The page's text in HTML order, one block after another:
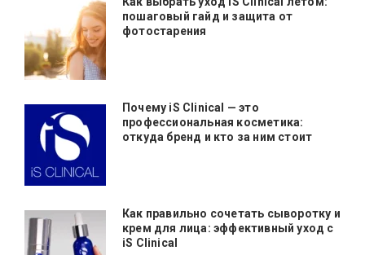
пошаговый гайд и защита от
фотостарения
Почему iS Clinical — это
профессиональная косметика:
откуда бренд и кто за ним стоит
Как правильно сочетать сыворотку и
крем для лица: эффективный уход с
iS Clinical